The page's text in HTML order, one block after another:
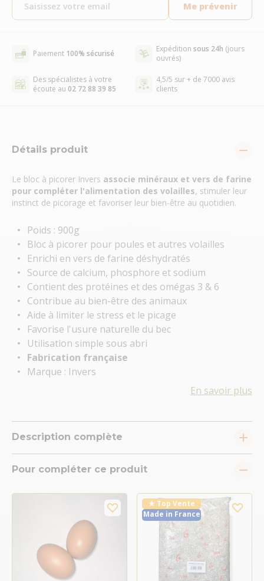
Me prévenir
Paiement 100% sécurisé Expédition sous 24h (jours
ouvrés)
Des spécialistes à votre
écoute au 02 72 88 39 85
4,5/5 sur + de 7000 avis
clients
Détails produit
Le bloc à picorer Invers associe minéraux et vers de farine
pour compléter l'alimentation des volailles, stimuler leur
instinct de picorage et favoriser leur bien-être au quotidien.
Poids : 900g
Bloc à picorer pour poules et autres volailles
Enrichi en vers de farine déshydratés
Source de calcium, phosphore et sodium
Contient des protéines et des omégas 3 & 6
Contribue au bien-être des animaux
Aide à limiter le stress et le picage
Favorise l'usure naturelle du bec
Utilisation simple sous abri
Fabrication française
Marque : Invers
En savoir plus
Description complète
Pour compléter ce produit
★ Top Vente
Made in France